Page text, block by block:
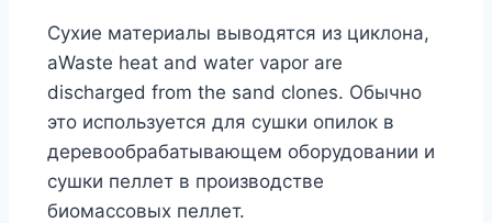
Сухие материалы выводятся из циклона,
аWaste heat and water vapor are
discharged from the sand clones. Обычно
это используется для сушки опилок в
деревообрабатывающем оборудовании и
сушки пеллет в производстве
биомассовых пеллет.